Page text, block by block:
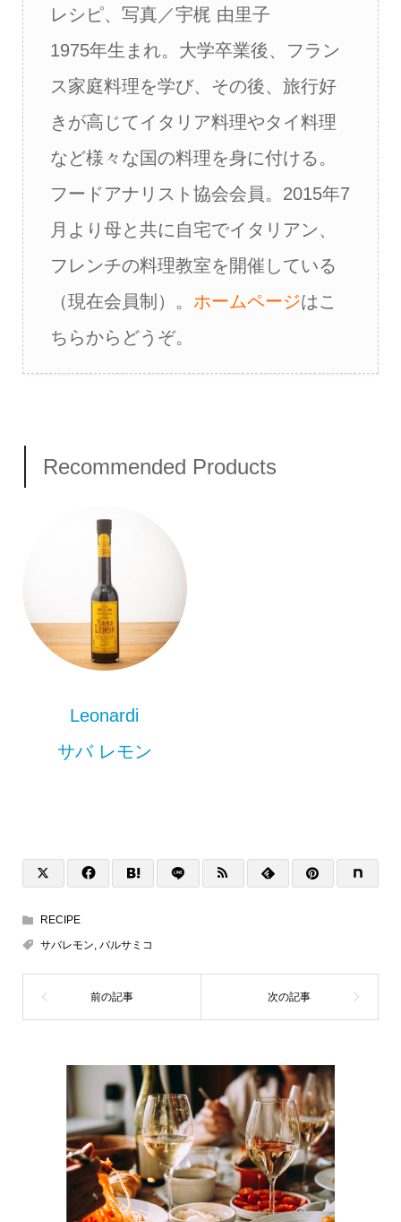
レシピ、写真／宇梶 由里子
1975年生まれ。大学卒業後、フラン
ス家庭料理を学び、その後、旅行好
きが高じてイタリア料理やタイ料理
など様々な国の料理を身に付ける。
フードアナリスト協会会員。2015年7
月より母と共に自宅でイタリアン、
フレンチの料理教室を開催している
（現在会員制）。 ホームページはこ
ちらからどうぞ。
Recommended Products
Leonardi
サバ レモン
RECIPE
サバレモン, バルサミコ